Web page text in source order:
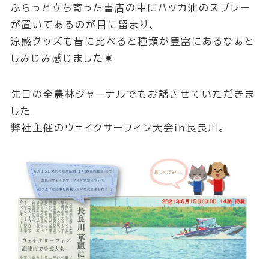
ふらっと立ち寄った書店の中にハッカ油のスプレー
が置いてあるのが目に留まり、
涼感グッズも昔に比べると種類が豊富にあるなぁと
しみじみ感じました☀
先日の全農林ジャーナルでもお話させていただきま
した
弊社主催のウェイクサーフィン大会ｉｎ長良川。